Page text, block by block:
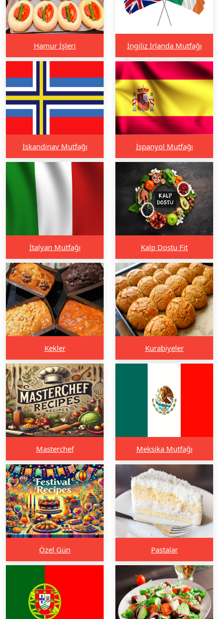
Hamur İşleri İngiliz İrlanda Mutfağı
İskandinav Mutfağı İspanyol Mutfağı
İtalyan Mutfağı Kalp Dostu Fit
Kekler Kurabiyeler
Masterchef Meksika Mutfağı
Özel Gün Pastalar